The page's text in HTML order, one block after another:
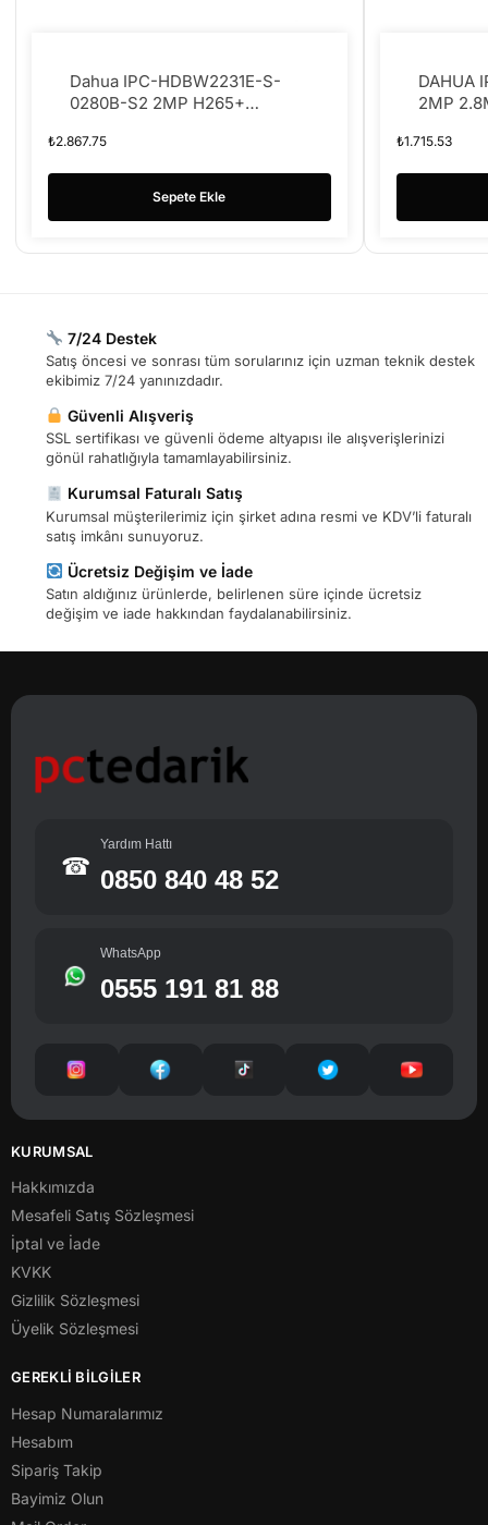
Dahua IPC-HDBW2231E-S-
0280B-S2 2MP H265+
₺2.867.75
Sepete Ekle
DAHUA
2MP
₺1.715.53
7/24 Destek
Satış öncesi ve sonrası tüm sorularınız için uzman teknik destek
ekibimiz 7/24 yanınızdadır.
Güvenli Alışveriş
SSL sertifikası ve güvenli ödeme altyapısı ile alışverişlerinizi
gönül rahatlığıyla tamamlayabilirsiniz.
Kurumsal Faturalı Satış
Kurumsal müşterilerimiz için şirket adına resmi ve KDV’li faturalı
satış imkânı sunuyoruz.
Ücretsiz Değişim ve İade
Satın aldığınız ürünlerde, belirlenen süre içinde ücretsiz
değişim ve iade hakkından faydalanabilirsiniz.
☎
Yardım Hattı
0850 840 48 52
WhatsApp
0555 191 81 88
KURUMSAL
Hakkımızda
Mesafeli Satış Sözleşmesi
İptal ve İade
KVKK
Gizlilik Sözleşmesi
Üyelik Sözleşmesi
GEREKLİ BİLGİLER
Hesap Numaralarımız
Hesabım
Sipariş Takip
Bayimiz Olun